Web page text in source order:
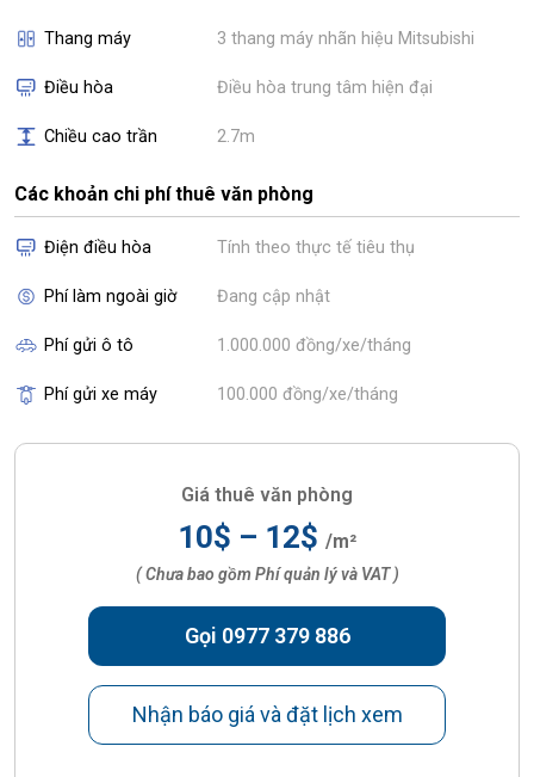
Thang máy 3 thang máy nhãn hiệu Mitsubishi
Điều hòa Điều hòa trung tâm hiện đại
Chiều cao trần 2.7m
Các khoản chi phí thuê văn phòng
Điện điều hòa Tính theo thực tế tiêu thụ
Phí làm ngoài giờ Đang cập nhật
Phí gửi ô tô 1.000.000 đồng/xe/tháng
Phí gửi xe máy 100.000 đồng/xe/tháng
Giá thuê văn phòng
10$ – 12$ /m²
( Chưa bao gồm Phí quản lý và VAT )
Gọi 0977 379 886
Nhận báo giá và đặt lịch xem